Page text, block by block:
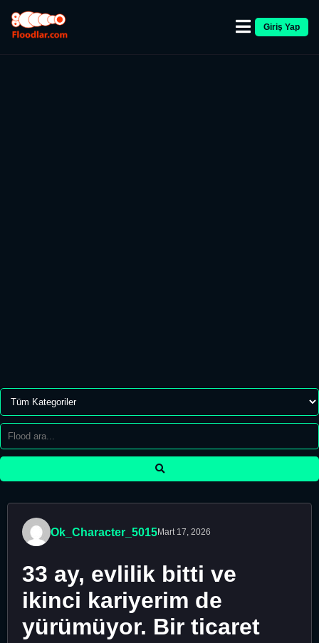
Giriş Yap
Ok_Character_5015Mart 17, 2026
33 ay, evlilik bitti ve
ikinci kariyerim de
yürümüyor. Bir ticaret